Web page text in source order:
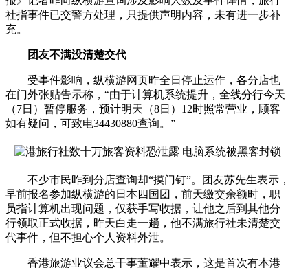
社指事件已交警方处理，只提供声明内容，未有进一步补
充。
团友不满没清楚交代
受事件影响，纵横游网页昨全日停止运作，各分店也
在门外张贴告示称，“由于计算机系统提升，全线分行今天
（7日）暂停服务，预计明天（8日）12时照常营业，顾客
如有疑问，可致电34430880查询。”
不少市民昨到分店查询却“摸门钉”。团友苏先生表示，
早前报名参加纵横游的日本四国团，前天缴交余额时，职
员指计算机出现问题，仅获手写收据，让他之后到其他分
行领取正式收据，昨天白走一趟，他不满旅行社未清楚交
代事件，但不担心个人资料外泄。
香港旅游业议会总干事董耀中表示，这是首次有本港